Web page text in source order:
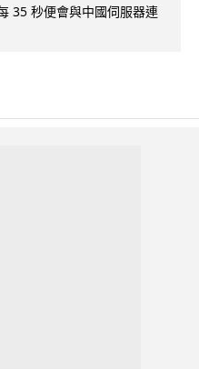
35 秒便會與中國伺服器連